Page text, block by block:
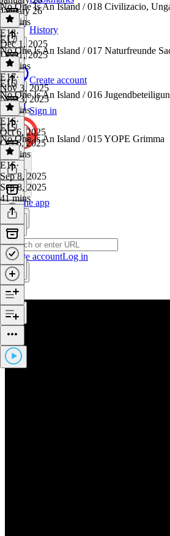
History
Create account
Sign in
Get the app
Create accountLog in
January 26
44 mins
No One Is An Island / 018 Civilizacio,
E18·
Dec 1, 2025
Dec 1, 2025
45 mins
E17
No One Is An Island / 017 Naturfreunde
E17·
Nov 3, 2025
Nov 3, 2025
38 mins
E16
No One Is An Island / 016
E16·
Oct 6, 2025
Oct 6, 2025
39 mins
E15
No One Is An Island / 015 YOPE Grimma
E15·
Sep 8, 2025
Sep 8, 2025
41 mins